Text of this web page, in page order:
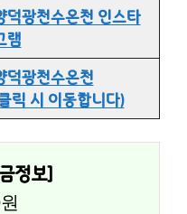
덕광천수온천 인스타
램
덕광천수온천
릭 시 이동합니다)
정보]